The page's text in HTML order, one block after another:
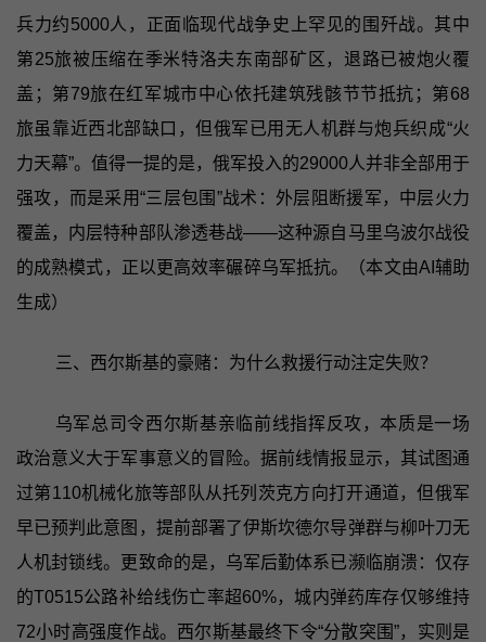
兵力约5000人，正面临现代战争史上罕见的围歼战。其中
第25旅被压缩在季米特洛夫东南部矿区，退路已被炮火覆
盖；第79旅在红军城市中心依托建筑残骸节节抵抗；第68
旅虽靠近西北部缺口，但俄军已用无人机群与炮兵织成“火
力天幕”。值得一提的是，俄军投入的29000人并非全部用于
强攻，而是采用“三层包围”战术：外层阻断援军，中层火力
覆盖，内层特种部队渗透巷战——这种源自马里乌波尔战役
的成熟模式，正以更高效率碾碎乌军抵抗。（本文由AI辅助
生成）
三、西尔斯基的豪赌：为什么救援行动注定失败？
乌军总司令西尔斯基亲临前线指挥反攻，本质是一场
政治意义大于军事意义的冒险。据前线情报显示，其试图通
过第110机械化旅等部队从托列茨克方向打开通道，但俄军
早已预判此意图，提前部署了伊斯坎德尔导弹群与柳叶刀无
人机封锁线。更致命的是，乌军后勤体系已濒临崩溃：仅存
的T0515公路补给线伤亡率超60%，城内弹药库存仅够维持
72小时高强度作战。西尔斯基最终下令“分散突围”，实则是